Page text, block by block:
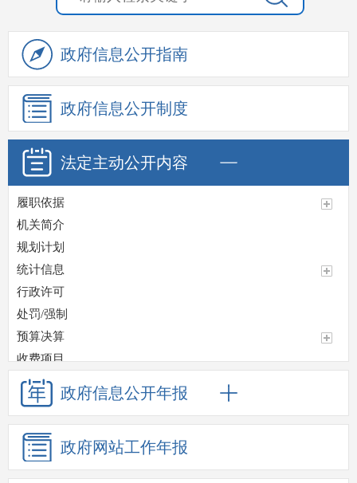
政府信息公开指南
政府信息公开制度
法定主动公开内容
履职依据
机关简介
规划计划
统计信息
行政许可
处罚/强制
预算决算
收费项目
政府采购
重大项目
重点领域信息公开
应急管理
监督检查情况
政府信息公开年报
政府网站工作年报